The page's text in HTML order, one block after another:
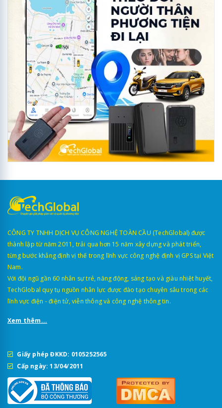
CÔNG TY TNHH DỊCH VỤ CÔNG NGHỆ TOÀN CẦU (TechGlobal) được
thành lập từ năm 2011, trải qua hơn 15 năm xây dựng và phát triển,
từng bước khẳng định vị thế trong lĩnh vực công nghệ định vị GPS tại Việt
Nam.
Với đội ngũ gần 60 nhân sự trẻ, năng động, sáng tạo và giàu nhiệt huyết,
TechGlobal quy tụ nguồn nhân lực được đào tạo chuyên sâu trong các
lĩnh vực điện - điện tử, viễn thông và công nghệ thông tin.
Xem thêm...
Giấy phép ĐKKD: 0105252565
Cấp ngày: 13/04/2011